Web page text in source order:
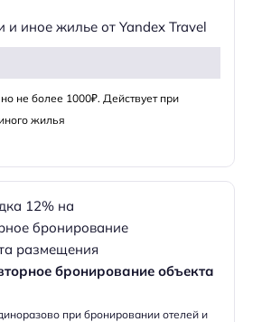
и иное жилье от Yandex Travel
не более 1000₽. Действует при
жилья
бронирование объекта
при бронировании отелей и